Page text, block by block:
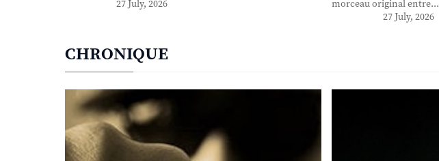
27 July, 2026
morceau original entre...
27 July, 2026
CHRONIQUE